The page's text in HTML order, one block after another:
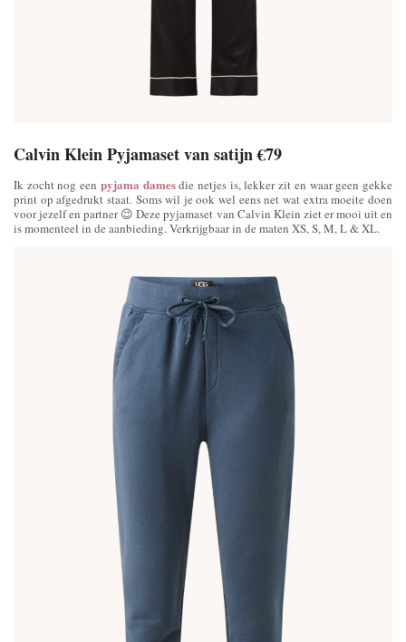
Calvin Klein Pyjamaset van satijn €79
Ik zocht nog een pyjama damesdie netjes is, lekker zit en waar geen gekke
print op afgedrukt staat. Soms wil je ook wel eens net wat extra moeite doen
voor jezelf en partner 😉 Deze pyjamaset van Calvin Klein ziet er mooi uit en
is momenteel in de aanbieding. Verkrijgbaar in de maten XS, S, M, L & XL.